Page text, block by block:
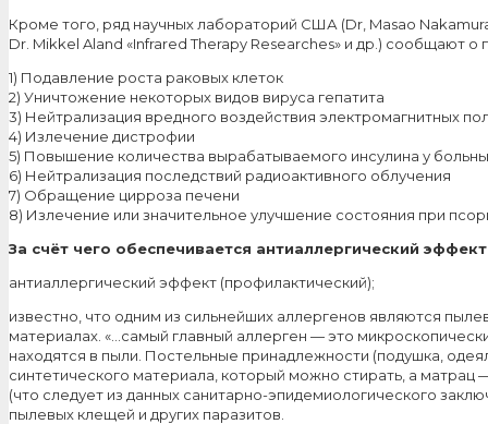
Кроме того, ряд научных лабораторий США (Dr, Masao
Dr. Mikkel Aland «Infrared Therapy Researches» и др.) сообщают
1) Подавление роста раковых клеток
2) Уничтожение некоторых видов вируса гепатита
3) Нейтрализация вредного воздействия электромагнитных
4) Излечение дистрофии
5) Повышение количества вырабатываемого инсулина у
6) Нейтрализация последствий радиоактивного облучения
7) Обращение цирроза печени
8) Излечение или значительное улучшение состояния при
За счёт чего обеспечивается антиаллергический
антиаллергический эффект (профилактический);
известно, что одним из сильнейших аллергенов являются
материалах. «…самый главный аллерген — это
находятся в пыли. Постельные принадлежности (подушка,
синтетического материала, который можно стирать, а
(что следует из данных санитарно-эпидемиологического
пылевых клещей и других паразитов.